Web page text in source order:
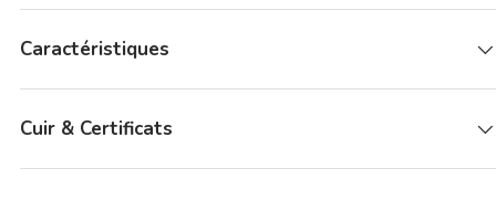
Caractéristiques
Cuir & Certificats